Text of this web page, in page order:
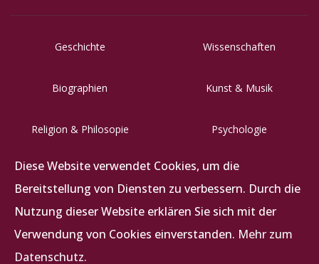
Geschichte Wissenschaften
Biographien Kunst & Musik
Religion & Philosopie Psychologie
Letzigraben 117, CH-8047 Zürich
+41 (0)44 492 62 62
Diese Website verwendet Cookies, um die
Bereitstellung von Diensten zu verbessern. Durch die
Nutzung dieser Website erklären Sie sich mit der
Verwendung von Cookies einverstanden. Mehr zum
Datenschutz.